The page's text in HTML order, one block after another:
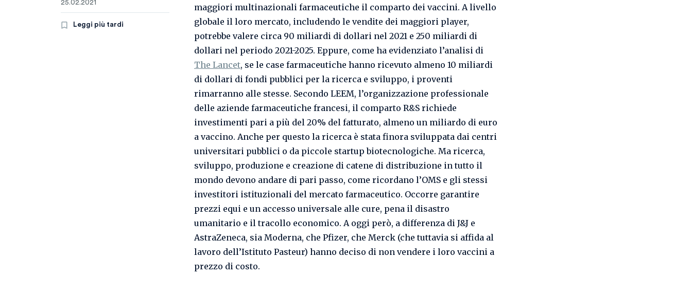
25.02.2021
Leggi più tardi
maggiori multinazionali farmaceutiche il comparto dei vaccini. A livello
globale il loro mercato, includendo le vendite dei maggiori player,
potrebbe valere circa 90 miliardi di dollari nel 2021 e 250 miliardi di
dollari nel periodo 2021-2025. Eppure, come ha evidenziato l’analisi di
The Lancet, se le case farmaceutiche hanno ricevuto almeno 10 miliardi
di dollari di fondi pubblici per la ricerca e sviluppo, i proventi
rimarranno alle stesse. Secondo LEEM, l’organizzazione professionale
delle aziende farmaceutiche francesi, il comparto R&S richiede
investimenti pari a più del 20% del fatturato, almeno un miliardo di euro
a vaccino. Anche per questo la ricerca è stata finora sviluppata dai centri
universitari pubblici o da piccole startup biotecnologiche. Ma ricerca,
sviluppo, produzione e creazione di catene di distribuzione in tutto il
mondo devono andare di pari passo, come ricordano l’OMS e gli stessi
investitori istituzionali del mercato farmaceutico. Occorre garantire
prezzi equi e un accesso universale alle cure, pena il disastro
umanitario e il tracollo economico. A oggi però, a differenza di J&J e
AstraZeneca, sia Moderna, che Pfizer, che Merck (che tuttavia si affida al
lavoro dell’Istituto Pasteur) hanno deciso di non vendere i loro vaccini a
prezzo di costo.